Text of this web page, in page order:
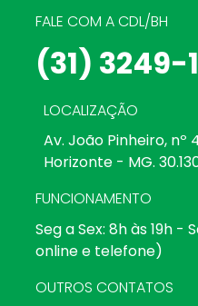
FALE COM A CDL/BH
(31) 3249-
LOCALIZAÇÃO
Av. João Pinheiro, nº
Horizonte - MG.
FUNCIONAMENTO
Seg a Sex: 8h às 19h -
online e telefone)
OUTROS CONTATOS